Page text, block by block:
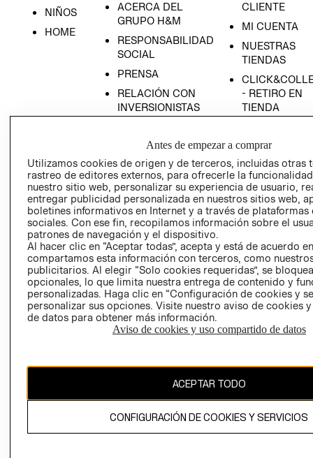
NIÑOS
HOME
ACERCA DEL
GRUPO H&M
RESPONSABILIDAD
SOCIAL
PRENSA
RELACIÓN CON
INVERSIONISTAS
EMPRESARIAL
CLIENTE
MI CUENTA
NUESTRAS
TIENDAS
- RETIRO EN
TIENDA
CONDICIONES
AVISO DE
PRIVACIDAD
GIFT CARD
AVISO DE
COOKIES
Chile ($)
El contenido de esta página web está protegido por copyright y es
propiedad de H&M Hennes & Mauritz AB.
Antes de empezar a comprar
Utilizamos cookies de origen y de terceros, incluidas otras
rastreo de editores externos, para ofrecerle la
nuestro sitio web, personalizar su experiencia de usuario,
entregar publicidad personalizada en nuestros sitios web,
boletines informativos en Internet y a través de plataformas
sociales. Con ese fin, recopilamos información sobre el
patrones de navegación y el dispositivo.
Al hacer clic en “Aceptar todas”, acepta y está de acuerdo
compartamos esta información con terceros, como
publicitarios. Al elegir “Solo cookies requeridas”, se
opcionales, lo que limita nuestra entrega de contenido y
personalizadas. Haga clic en “Configuración de cookies y
personalizar sus opciones. Visite nuestro aviso de cookies
de datos para obtener más información.
Aviso de cookies y uso compartido de datos
ACEPTAR TODO
CONFIGURACIÓN DE COOKIES Y SERVICIOS